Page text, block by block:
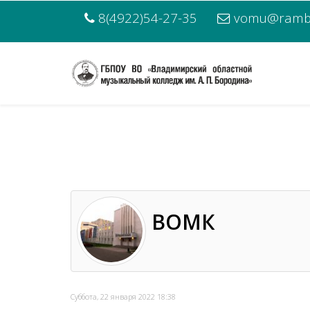
8(4922)54-27-35
ВОМК
Суббота, 22 января 2022 18:38